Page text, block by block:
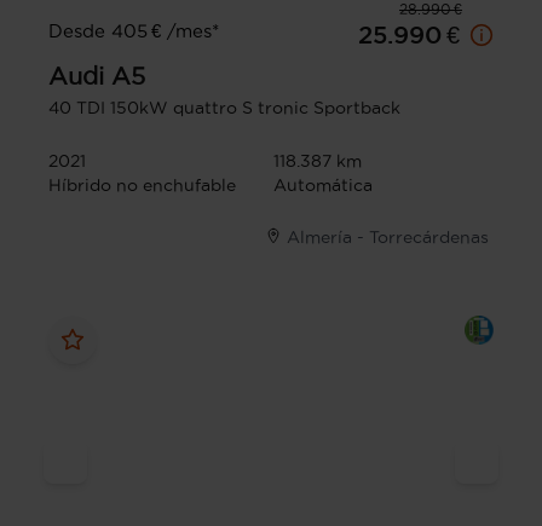
28.990 €
Desde 405 € /mes*
25.990 €
Audi A5
40 TDI 150kW quattro S tronic Sportback
2021
118.387 km
Híbrido no enchufable
Automática
Almería - Torrecárdenas